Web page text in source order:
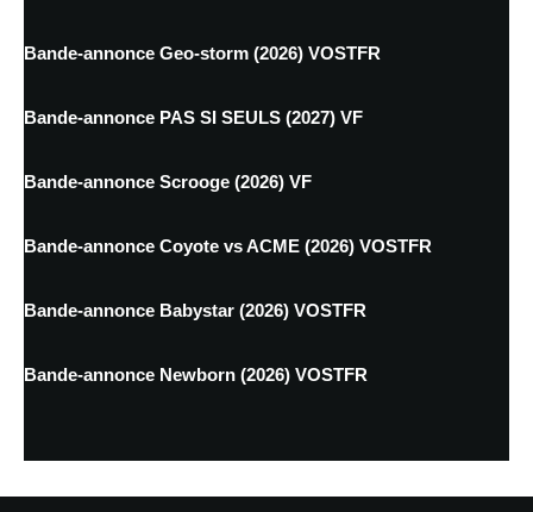
Bande-annonce Geo-storm (2026) VOSTFR
Bande-annonce PAS SI SEULS (2027) VF
Bande-annonce Scrooge (2026) VF
Bande-annonce Coyote vs ACME (2026) VOSTFR
Bande-annonce Babystar (2026) VOSTFR
Bande-annonce Newborn (2026) VOSTFR